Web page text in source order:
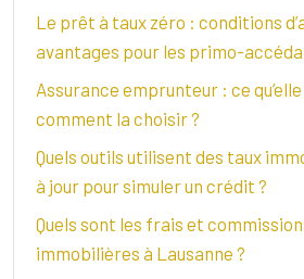
Le prêt à taux zéro : conditions
avantages pour les primo-
Assurance emprunteur : ce
comment la choisir ?
Quels outils utilisent des taux
à jour pour simuler un crédit ?
Quels sont les frais et
immobilières à Lausanne ?